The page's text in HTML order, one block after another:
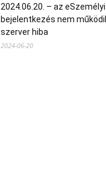
2024.06.20. – az
bejelentkezés nem
szerver hiba
2024-06-20